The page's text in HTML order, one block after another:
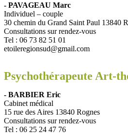
- PAVAGEAU Marc
Individuel – couple
30 chemin du Grand Saint Paul 13840
Consultations sur rendez-vous
Tel : 06 73 82 51 01
etoileregionsud@gmail.com
Psychothérapeute Art-
- BARBIER Eric
Cabinet médical
15 rue des Aires 13840 Rognes
Consultations sur rendez-vous
Tel : 06 25 24 47 76